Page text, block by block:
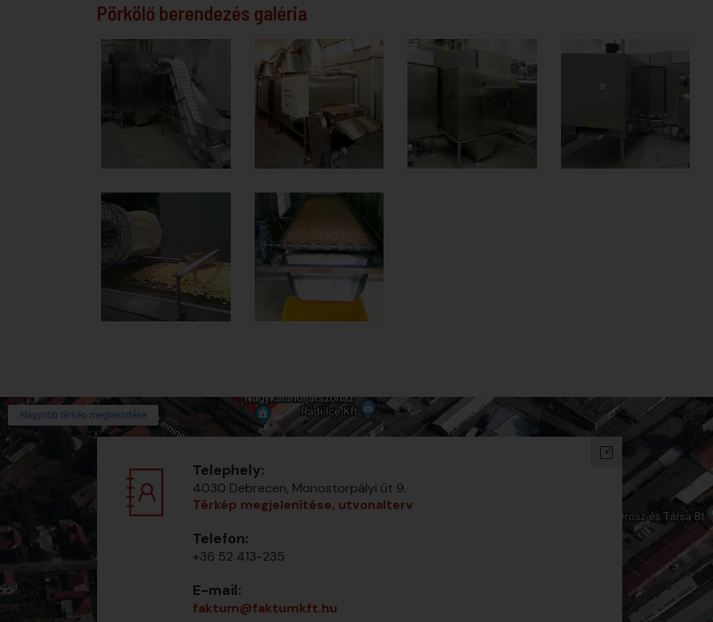
Pörkölő berendezés galéria
Telephely:
4030 Debrecen, Monostorpályi út 9.
Térkép megjelenítése, utvonalterv
Telefon:
+36 52 413-235
E-mail:
faktum@faktumkft.hu